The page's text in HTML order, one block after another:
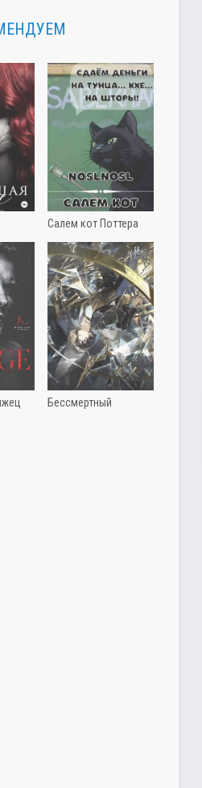
Салем кот Поттера
Бессмертный